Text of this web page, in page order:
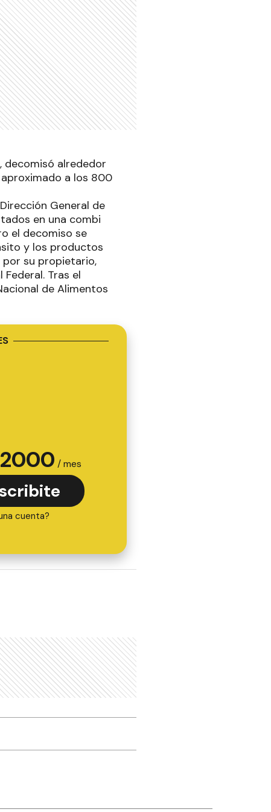
decomisó alrededor
a los 800
General de
en una combi
el decomiso se
y los productos
su propietario,
Tras el
de Alimentos
2000 / mes
cuenta?